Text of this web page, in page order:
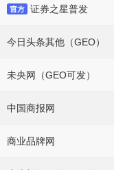
证券之星普发
今日头条其他（GEO）
未央网（GEO可发）
中国商报网
商业品牌网